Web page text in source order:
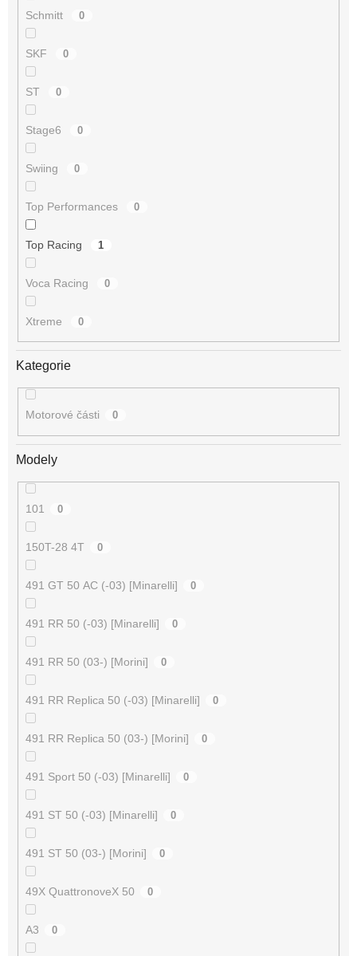
Schmitt 0
SKF 0
ST 0
Stage6 0
Swiing 0
Top Performances 0
Top Racing 1
Voca Racing 0
Xtreme 0
Kategorie
Motorové části 0
Modely
101 0
150T-28 4T 0
491 GT 50 AC (-03) [Minarelli] 0
491 RR 50 (-03) [Minarelli] 0
491 RR 50 (03-) [Morini] 0
491 RR Replica 50 (-03) [Minarelli] 0
491 RR Replica 50 (03-) [Morini] 0
491 Sport 50 (-03) [Minarelli] 0
491 ST 50 (-03) [Minarelli] 0
491 ST 50 (03-) [Morini] 0
49X QuattronoveX 50 0
A3 0